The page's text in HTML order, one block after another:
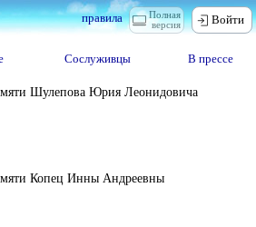
Полная
версия
правила Войти
Сослуживцы В прессе
Шулепова Юрия Леонидовича
Копец Инны Андреевны